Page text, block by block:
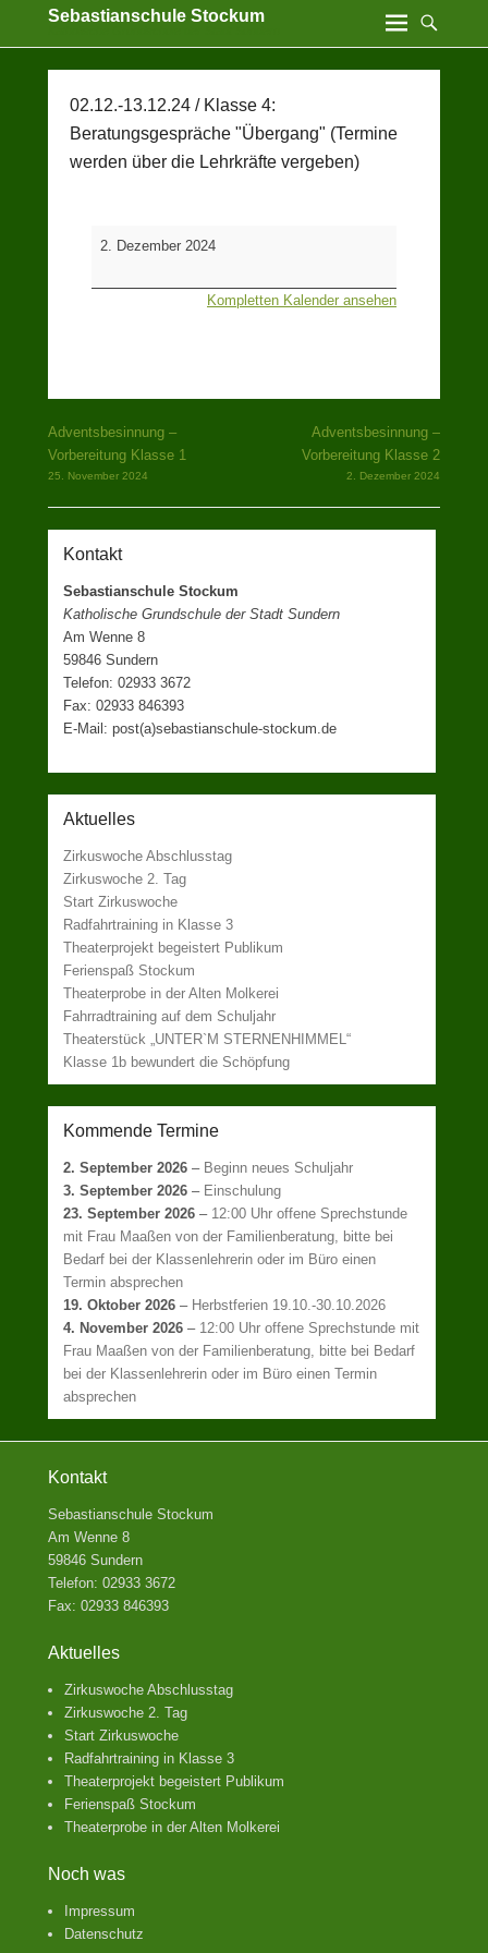
Sebastianschule Stockum
02.12.-13.12.24 / Klasse 4:
Beratungsgespräche "Übergang" (Termine
werden über die Lehrkräfte vergeben)
02.12.-13.12.24
werden
die
Lehrkräfte
2. Dezember 2024
Kompletten Kalender ansehen
Beitragsnavigation
Adventsbesinnung –
Vorbereitung Klasse 1
25. November 2024
Adventsbesinnung –
Vorbereitung Klasse 2
2. Dezember 2024
Kontakt
Sebastianschule Stockum
Katholische Grundschule der Stadt Sundern
Am Wenne 8
59846 Sundern
Telefon: 02933 3672
Fax: 02933 846393
E-Mail: post(a)sebastianschule-stockum.de
Aktuelles
Zirkuswoche Abschlusstag
Zirkuswoche 2. Tag
Start Zirkuswoche
Radfahrtraining in Klasse 3
Theaterprojekt begeistert Publikum
Ferienspaß Stockum
Theaterprobe in der Alten Molkerei
Fahrradtraining auf dem Schuljahr
Theaterstück „UNTER`M STERNENHIMMEL“
Klasse 1b bewundert die Schöpfung
Kommende Termine
2. September 2026 – Beginn neues Schuljahr
3. September 2026 – Einschulung
23. September 2026 – 12:00 Uhr offene Sprechstunde
mit Frau Maaßen von der Familienberatung, bitte bei
Bedarf bei der Klassenlehrerin oder im Büro einen
Termin absprechen
19. Oktober 2026 – Herbstferien 19.10.-30.10.2026
4. November 2026 – 12:00 Uhr offene Sprechstunde mit
Frau Maaßen von der Familienberatung, bitte bei Bedarf
bei der Klassenlehrerin oder im Büro einen Termin
absprechen
Kontakt
Sebastianschule Stockum
Am Wenne 8
59846 Sundern
Telefon: 02933 3672
Fax: 02933 846393
Aktuelles
Zirkuswoche Abschlusstag
Zirkuswoche 2. Tag
Start Zirkuswoche
Radfahrtraining in Klasse 3
Theaterprojekt begeistert Publikum
Ferienspaß Stockum
Theaterprobe in der Alten Molkerei
Noch was
Impressum
Datenschutz